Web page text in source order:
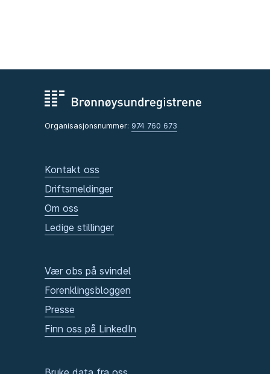
Organisasjonsnummer: 974 760 673
Kontakt oss
Driftsmeldinger
Om oss
Ledige stillinger
Vær obs på svindel
Forenklingsbloggen
Presse
Finn oss på LinkedIn